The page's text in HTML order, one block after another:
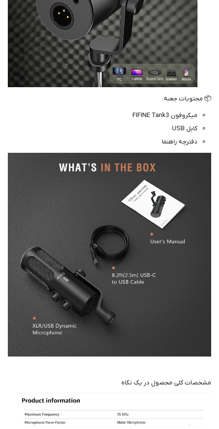
📦 محتویات جعبه:
میکروفون FIFINE Tank3
کابل USB
دفترچه راهنما
مشخصات کلی محصول در یک نگاه